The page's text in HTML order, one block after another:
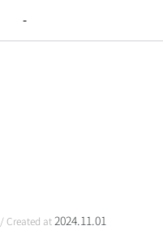
-
/ Created at2024.11.01